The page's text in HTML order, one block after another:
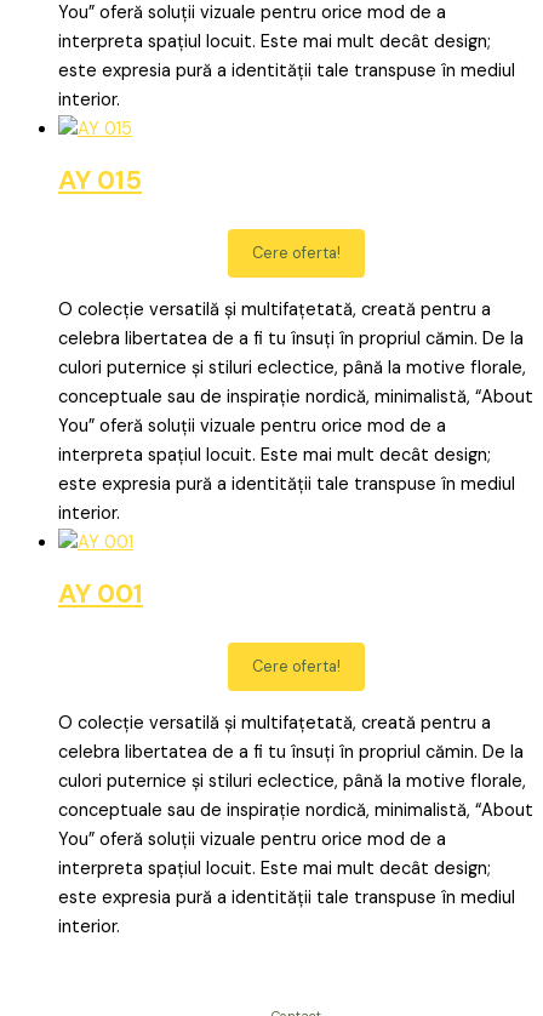
You” oferă soluții vizuale pentru orice mod de a
interpreta spațiul locuit. Este mai mult decât design;
este expresia pură a identității tale transpuse în mediul
interior.
AY 015
Cere oferta!
O colecție versatilă și multifațetată, creată pentru a
celebra libertatea de a fi tu însuți în propriul cămin. De la
culori puternice și stiluri eclectice, până la motive florale,
conceptuale sau de inspirație nordică, minimalistă, “About
You” oferă soluții vizuale pentru orice mod de a
interpreta spațiul locuit. Este mai mult decât design;
este expresia pură a identității tale transpuse în mediul
interior.
AY 001
Cere oferta!
O colecție versatilă și multifațetată, creată pentru a
celebra libertatea de a fi tu însuți în propriul cămin. De la
culori puternice și stiluri eclectice, până la motive florale,
conceptuale sau de inspirație nordică, minimalistă, “About
You” oferă soluții vizuale pentru orice mod de a
interpreta spațiul locuit. Este mai mult decât design;
este expresia pură a identității tale transpuse în mediul
interior.